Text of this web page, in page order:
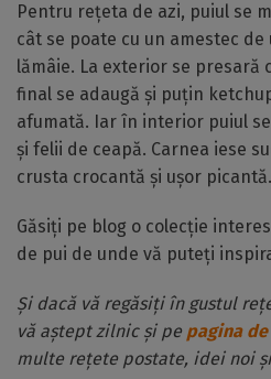
Pentru rețeta de azi, puiul se
cât se poate cu un amestec de
lămâie. La exterior se presară
final se adaugă și puțin
afumată. Iar în interior puiul
și felii de ceapă. Carnea iese
crusta crocantă și ușor picantă.
Găsiți pe blog o colecție
de pui de unde vă puteți
Și dacă vă regăsiți în gustul
vă aștept zilnic și pe pagina
multe rețete postate, idei noi